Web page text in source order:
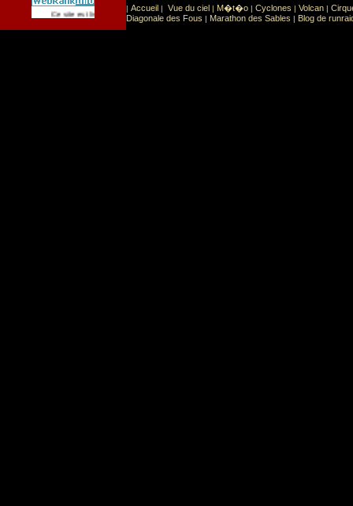
Ce site est list� dans la cat�gorie Sport Sports extr�mes
| Accueil | Vue du ciel | M�t�o | Cyclones | Volcan |
Diagonale des Fous | Marathon des Sables | Blog de